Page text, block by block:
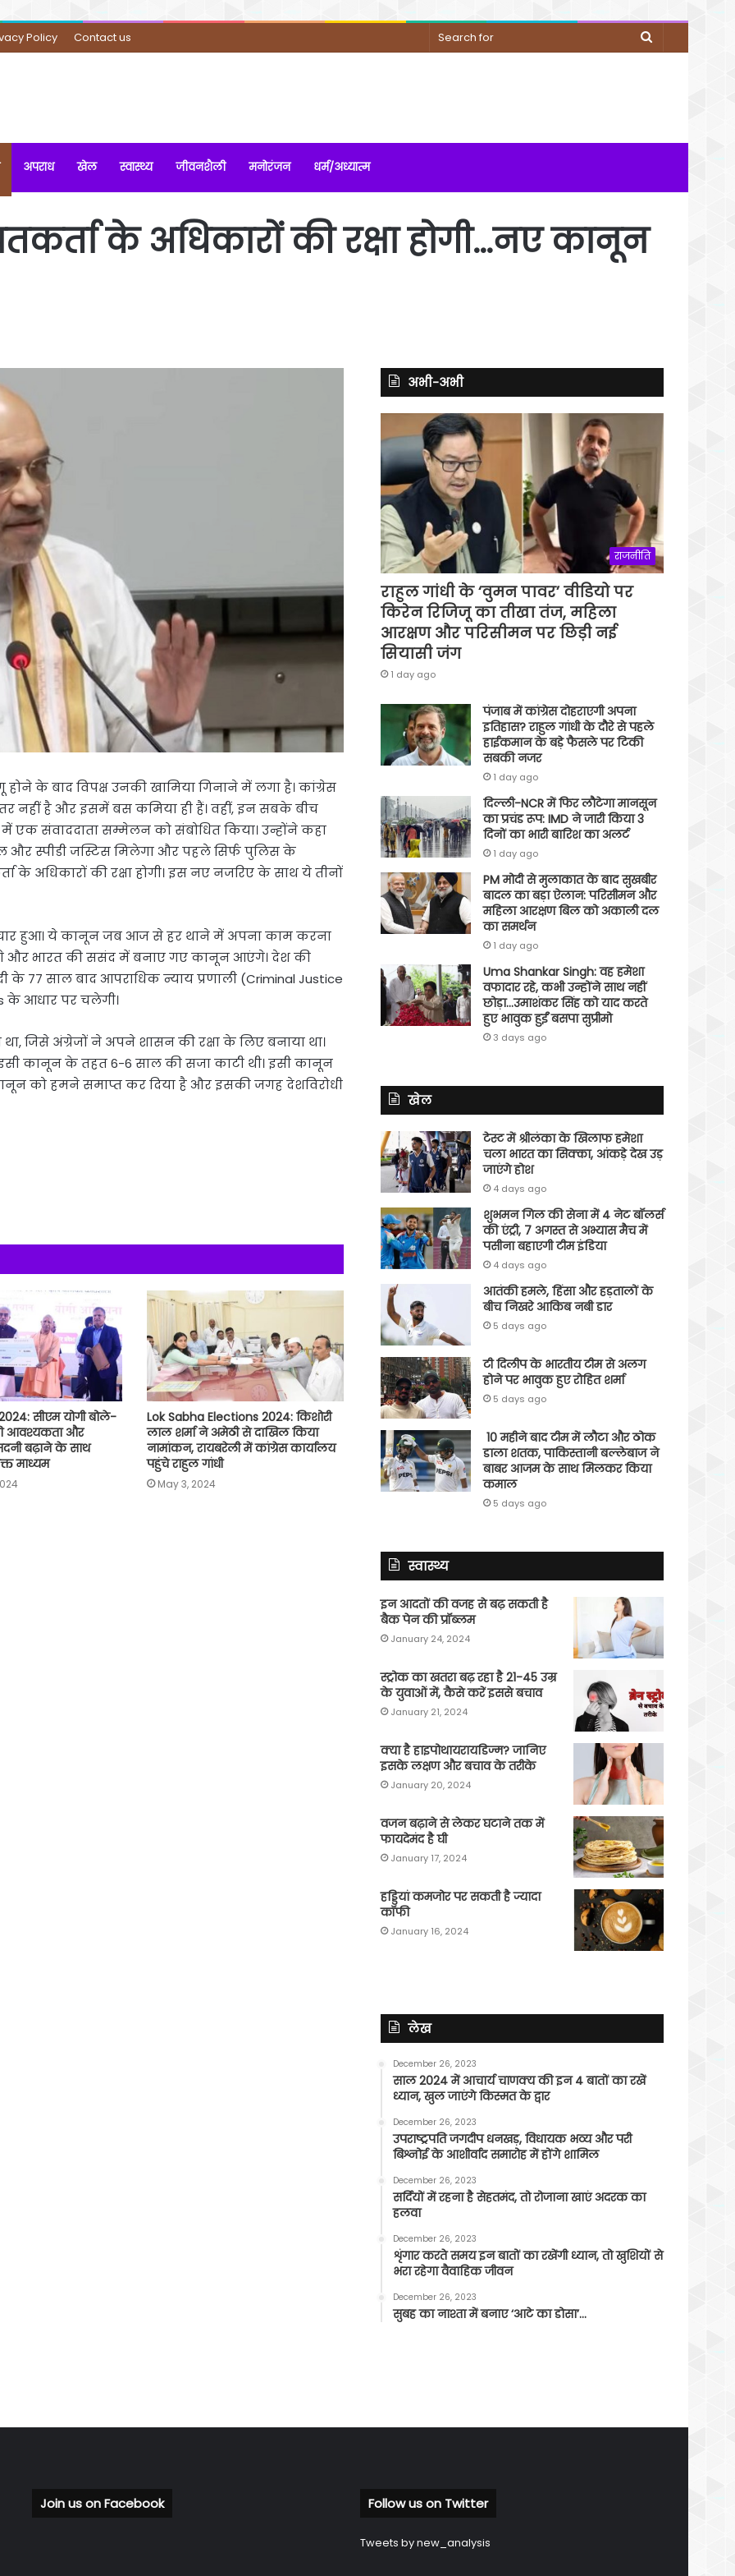
Policy Contact us
Search
अपराध खेल स्वास्थ्य जीवनशैली मनोरंजन धर्म/अध्यात्म
के अधिकारों की रक्षा होगी…नए कानून
के बाद विपक्ष उनकी खामिया गिनाने में लगा है। कांग्रेस
नहीं है और इसमें बस कमिया ही हैं। वहीं, इन सबके बीच
संवाददाता सम्मेलन को संबोधित किया। उन्होंने कहा
और स्पीडी जस्टिस मिलेगा और पहले सिर्फ पुलिस के
के अधिकारों की रक्षा होगी। इस नए नजरिए के साथ ये तीनों
हुआ। ये कानून जब आज से हर थाने में अपना काम करना
और भारत की ससंद में बनाए गए कानून आएंगे। देश की
77 साल बाद आपराधिक न्याय प्रणाली (Criminal Justice
के आधार पर चलेगी।
जिसे अंग्रेजों ने अपने शासन की रक्षा के लिए बनाया था।
कानून के तहत 6-6 साल की सजा काटी थी। इसी कानून
को हमने समाप्त कर दिया ​है और इसकी जगह देशविरोधी
सीएम योगी बोले-
आवश्यकता और
बढ़ाने के साथ
माध्यम
Lok Sabha Elections 2024: किशोरी
लाल शर्मा ने अमेठी से दाखिल किया
नामांकन, रायबरेली में कांग्रेस कार्यालय
पहुंचे राहुल गांधी
May 3, 2024
अभी-अभी
राजनीति
राहुल गांधी के ‘वुमन पावर’ वीडियो पर
किरेन रिजिजू का तीखा तंज, महिला
आरक्षण और परिसीमन पर छिड़ी नई
सियासी जंग
1 day ago
पंजाब में कांग्रेस दोहराएगी अपना
इतिहास? राहुल गांधी के दौरे से पहले
हाईकमान के बड़े फैसले पर टिकी
सबकी नजर
1 day ago
दिल्ली-NCR में फिर लौटेगा मानसून
का प्रचंड रूप: IMD ने जारी किया 3
दिनों का भारी बारिश का अलर्ट
1 day ago
PM मोदी से मुलाकात के बाद सुखबीर
बादल का बड़ा ऐलान: परिसीमन और
महिला आरक्षण बिल को अकाली दल
का समर्थन
1 day ago
Uma Shankar Singh: वह हमेशा
वफादार रहे, कभी उन्होंने साथ नहीं
छोड़ा…उमाशंकर सिंह को याद करते
हुए भावुक हुईं बसपा सुप्रीमो
3 days ago
खेल
टेस्ट में श्रीलंका के खिलाफ हमेशा
चला भारत का सिक्का, आंकड़े देख उड़
जाएंगे होश
4 days ago
शुभमन गिल की सेना में 4 नेट बॉलर्स
की एंट्री, 7 अगस्त से अभ्यास मैच में
पसीना बहाएगी टीम इंडिया
4 days ago
आतंकी हमले, हिंसा और हड़तालों के
बीच निखरे आकिब नबी डार
5 days ago
टी दिलीप के भारतीय टीम से अलग
होने पर भावुक हुए रोहित शर्मा
5 days ago
10 महीने बाद टीम में लौटा और ठोक
डाला शतक, पाकिस्तानी बल्लेबाज ने
बाबर आजम के साथ मिलकर किया
कमाल
5 days ago
स्वास्थ्य
इन आदतों की वजह से बढ़ सकती है
बैक पेन की प्रॉब्लम
January 24, 2024
स्ट्रोक का खतरा बढ़ रहा है 21-45 उम्र
के युवाओं में, कैसे करें इससे बचाव
January 21, 2024
क्या है हाइपोथायरायडिज्म? जानिए
इसके लक्षण और बचाव के तरीके
January 20, 2024
वजन बढ़ाने से लेकर घटाने तक में
फायदेमंद है घी
January 17, 2024
हड्डियां कमजोर पर सकती है ज्यादा
कॉफी
January 16, 2024
लेख
December 26, 2023
साल 2024 में आचार्य चाणक्य की इन 4 बातों का रखें
ध्यान, खुल जाएंगे किस्मत के द्वार
December 26, 2023
उपराष्ट्रपति जगदीप धनखड़, विधायक भव्य और परी
बिश्नोई के आशीर्वाद समारोह में होंगे शामिल
December 26, 2023
सर्दियों में रहना है सेहतमंद, तो रोजाना खाएं अदरक का
हलवा
December 26, 2023
शृंगार करते समय इन बातों का रखेंगी ध्यान, तो खुशियों से
भरा रहेगा वैवाहिक जीवन
December 26, 2023
सुबह का नाश्ता में बनाए ‘आटे का डोसा’…
Join us on Facebook Follow us on Twitter
Tweets by new_analysis